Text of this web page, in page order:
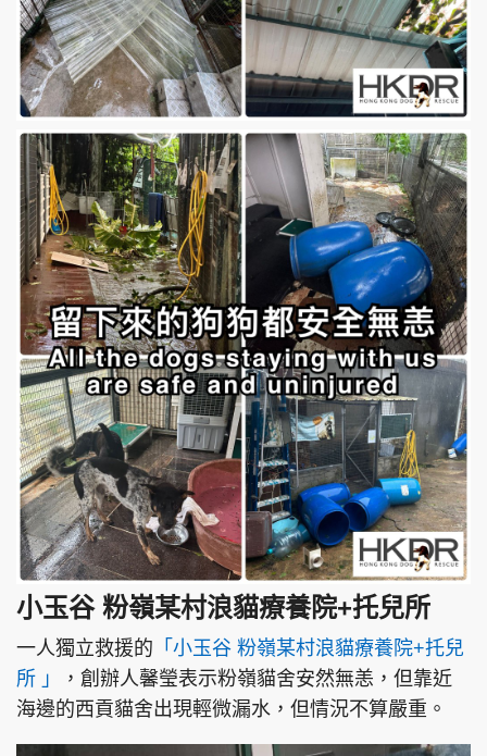
小玉谷 粉嶺某村浪貓療養院+托兒所
一人獨立救援的 「小玉谷 粉嶺某村浪貓療養院+托兒
所 」
，創辦人馨瑩表示粉嶺貓舍安然無恙，但靠近
海邊的西貢貓舍出現輕微漏水，但情況不算嚴重。